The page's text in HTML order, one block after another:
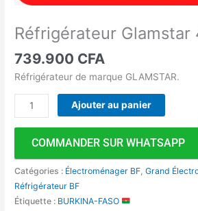
Réfrigérateur Glamstar
739.900 CFA
Réfrigérateur de marque GLAMSTAR.
Ajouter au panier
COMMANDER SUR WHATSAPP
Catégories : Électroménager BF ,Grand
Réfrigérateur BF
Étiquette : BURKINA-FASO